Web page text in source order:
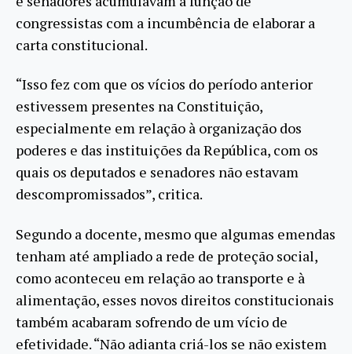
congressistas com a incumbência de elaborar a
carta constitucional.
“Isso fez com que os vícios do período anterior
estivessem presentes na Constituição,
especialmente em relação à organização dos
poderes e das instituições da República, com os
quais os deputados e senadores não estavam
descompromissados”, critica.
Segundo a docente, mesmo que algumas emendas
tenham até ampliado a rede de proteção social,
como aconteceu em relação ao transporte e à
alimentação, esses novos direitos constitucionais
também acabaram sofrendo de um vício de
efetividade. “Não adianta criá-los se não existem